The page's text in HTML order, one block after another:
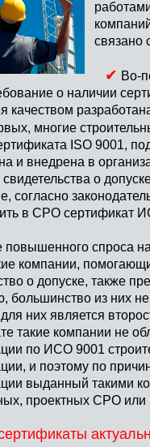
связано
✔ Во-
о наличии
качеством
многие
ISO 9001,
и внедрена в
о
согласно
в СРО сертификат
спроса
компании,
о допуске, также
большинство из них
них является
такие компании не
по ИСО 9001
и поэтому по
выданный такими
проектных СРО или